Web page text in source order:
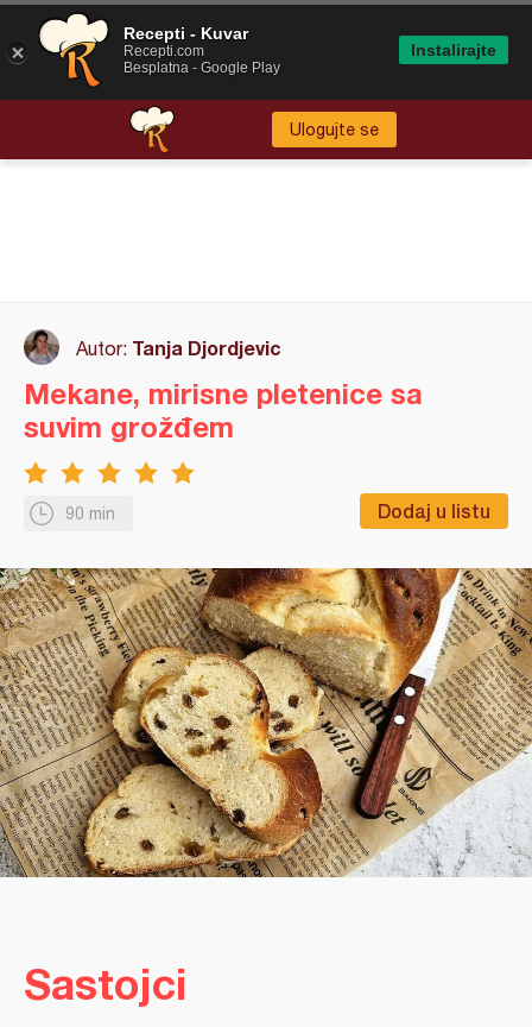
Ulogujte se
Autor: Tanja Djordjevic
90 min Dodaj u listu
Mekane, mirisne pletenice sa
suvim grožđem
Sastojci
Recepti - Kuvar
Recepti.com
Besplatna - Google Play
Instalirajte